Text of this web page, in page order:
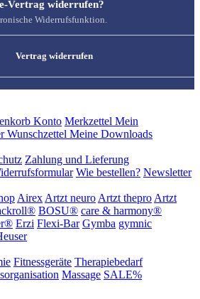
Vertrag widerrufen?
Widerrufsfunktion.
Vertrag widerrufen
Konto Merkzettel Mein
Wunschzettel Meine Downloads
Zahlung und Lieferung
Wie bestellen? Newsletter
Airex Artzt neuro Artzt thepro Artzt
BOSU® care & harmony®
Erzi Flexi-Bar Gymba gymnic
Fitnessgeräte Therapiebedarf
Massage SALE%